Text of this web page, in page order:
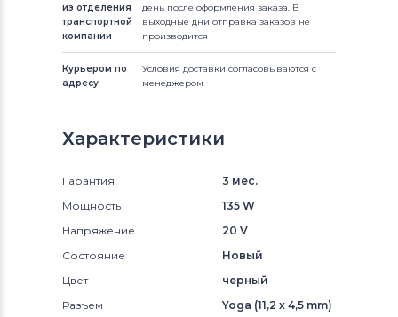
из отделения
транспортной
компании
день после оформления заказа. В
выходные дни отправка заказов не
производится
Курьером по
адресу
Условия доставки согласовываются с
менеджером
Характеристики
Гарантия
3 мес.
Мощность
135 W
Напряжение
20 V
Состояние
Новый
Цвет
черный
Разъем
Yoga (11,2 x 4,5 mm)